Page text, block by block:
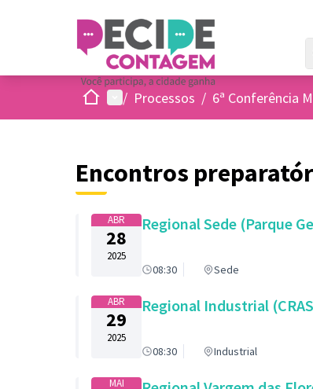
InicioMenu principal
/ Processos / 6ª Conferência
Encontros
ABR
28
2025
08:30 Sede
ABR
29
2025
Regional Industrial
08:30 Industrial
MAI